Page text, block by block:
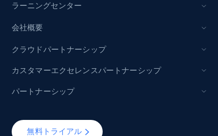
ラーニングセンター
会社概要
無料トライアル
クラウドパートナーシップ
カスタマーエクセレンスパートナーシップ
パートナーシップ